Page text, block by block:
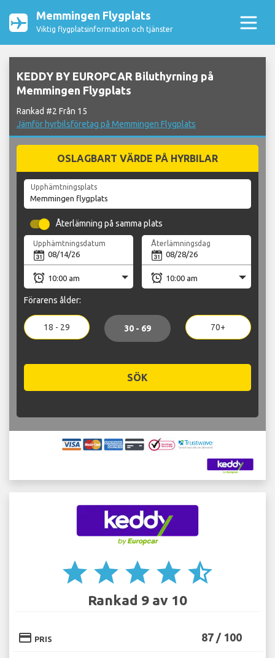
Memmingen Flygplats
Viktig flygplatsinformation och tjänster
KEDDY BY EUROPCAR Biluthyrning på
Memmingen Flygplats
Rankad #2 Från 15
Jämför hyrbilsföretag på Memmingen Flygplats
OSLAGBART VÄRDE PÅ HYRBILAR
Upphämtningsplats
Återlämning på samma plats
Upphämtningsdatum Återlämningsdag
Förarens ålder:
18 - 29 30 - 69 70+
SÖK
star star star star star_half
Rankad 9 av 10
credit_card PRIS 87 / 100